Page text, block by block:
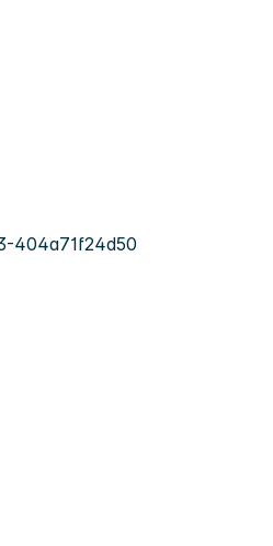
404a71f24d50